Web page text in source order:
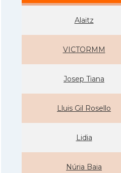
Alaitz
VICTORMM
Josep Tiana
Lluis Gil Rosello
Lidia
Núria Baia